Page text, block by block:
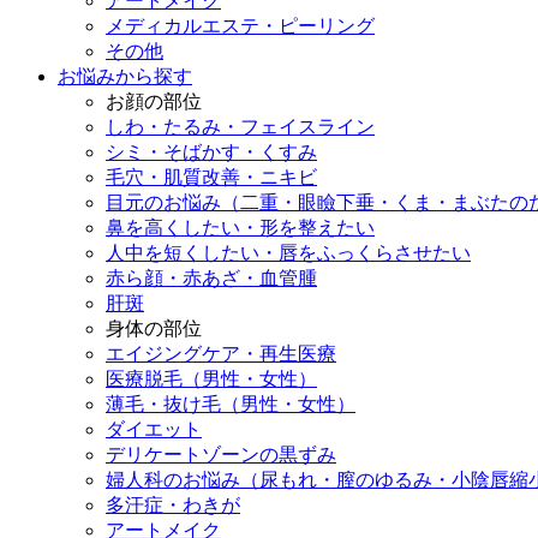
メディカルエステ・ピーリング
その他
お悩みから探す
お顔の部位
しわ・たるみ・フェイスライン
シミ・そばかす・くすみ
毛穴・肌質改善・ニキビ
目元のお悩み（二重・眼瞼下垂・くま・まぶたの
鼻を高くしたい・形を整えたい
人中を短くしたい・唇をふっくらさせたい
赤ら顔・赤あざ・血管腫
肝斑
身体の部位
エイジングケア・再生医療
医療脱毛（男性・女性）
薄毛・抜け毛（男性・女性）
ダイエット
デリケートゾーンの黒ずみ
婦人科のお悩み（尿もれ・膣のゆるみ・小陰唇縮
多汗症・わきが
アートメイク